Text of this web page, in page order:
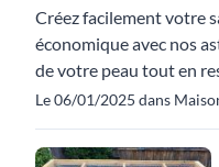
Créez facilement votre
économique avec nos
de votre peau tout en
Le 06/01/2025 dans